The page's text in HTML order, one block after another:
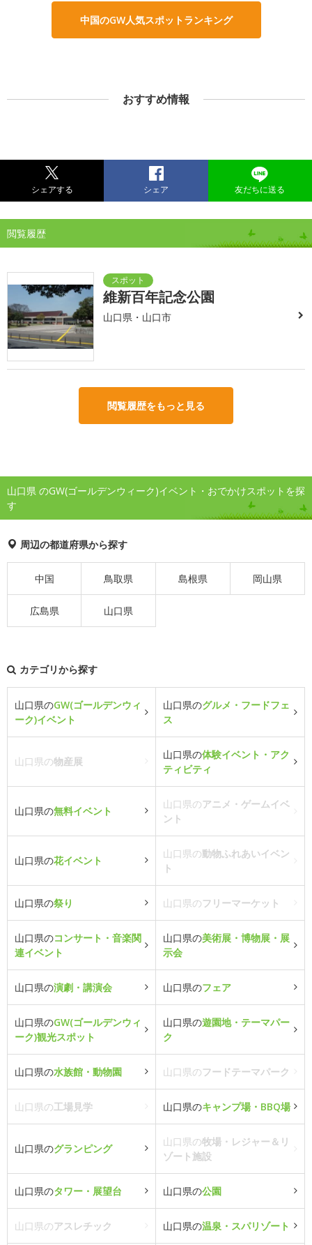
中国のGW人気スポットランキング
おすすめ情報
シェアする シェア 友だちに送る
閲覧履歴
維新百年記念公園
山口県・山口市
閲覧履歴をもっと見る
山口県 のGW(ゴールデンウィーク)イベント・おでかけスポットを探
す
周辺の都道府県から探す
中国 鳥取県 島根県 岡山県
広島県 山口県
カテゴリから探す
山口県のGW(ゴールデンウィ
ーク)イベント
山口県のグルメ・フードフェ
ス
山口県の物産展
山口県の体験イベント・アク
ティビティ
山口県の無料イベント
山口県のアニメ・ゲームイベ
ント
山口県の花イベント
山口県の動物ふれあいイベン
ト
山口県の祭り 山口県のフリーマーケット
山口県のコンサート・音楽関
連イベント
山口県の美術展・博物展・展
示会
山口県の演劇・講演会 山口県のフェア
山口県のGW(ゴールデンウィ
ーク)観光スポット
山口県の遊園地・テーマパー
ク
山口県の水族館・動物園 山口県のフードテーマパーク
山口県の工場見学 山口県のキャンプ場・BBQ場
山口県のグランピング
山口県の牧場・レジャー＆リ
ゾート施設
山口県のタワー・展望台 山口県の公園
山口県のアスレチック 山口県の温泉・スパリゾート